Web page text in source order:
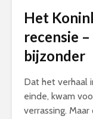
Het
recensie
bijzonder
Dat het verhaal
einde, kwam
verrassing.